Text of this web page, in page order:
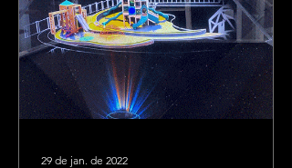
29 de jan. de 2022